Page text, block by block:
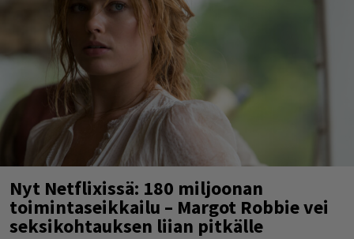
Nyt Netflixissä: 180 miljoonan
toimintaseikkailu – Margot Robbie vei
seksikohtauksen liian pitkälle